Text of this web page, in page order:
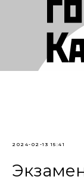
2024-02-13 15:41